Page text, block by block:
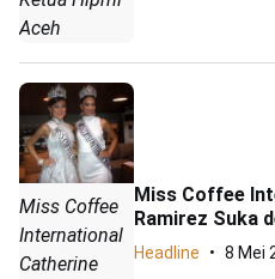
Aceh
Miss Coffee
International
Catherine
Miss Coffee
Ramirez Suka
Headline 8 Mei